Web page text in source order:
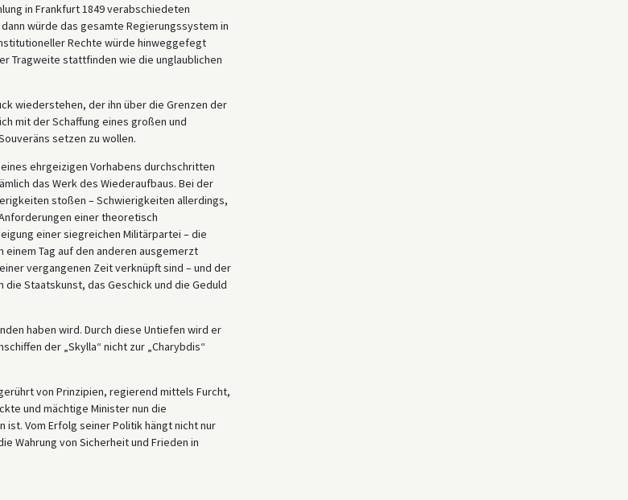
in Frankfurt 1849 verabschiedeten
würde das gesamte Regierungssystem in
Rechte würde hinweggefegt
Tragweite stattfinden wie die unglaublichen
wiederstehen, der ihn über die Grenzen der
mit der Schaffung eines großen und
setzen zu wollen.
ehrgeizigen Vorhabens durchschritten
das Werk des Wiederaufbaus. Bei der
stoßen – Schwierigkeiten allerdings,
einer theoretisch
einer siegreichen Militärpartei – die
Tag auf den anderen ausgemerzt
vergangenen Zeit verknüpft sind – und der
Staatskunst, das Geschick und die Geduld
haben wird. Durch diese Untiefen wird er
der „Skylla“ nicht zur „Charybdis“
von Prinzipien, regierend mittels Furcht,
und mächtige Minister nun die
Vom Erfolg seiner Politik hängt nicht nur
Wahrung von Sicherheit und Frieden in